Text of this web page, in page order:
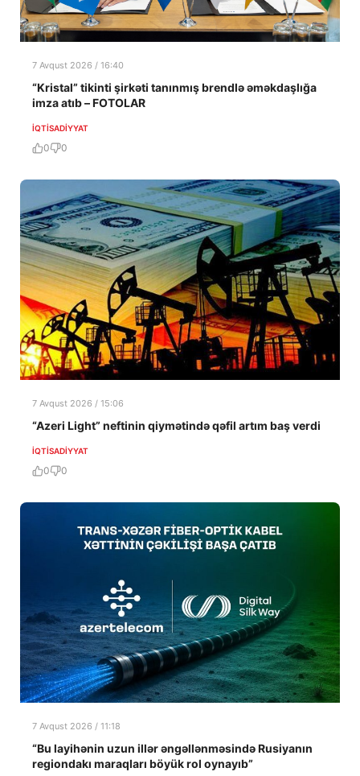
7 Avqust 2026 / 16:40
“Kristal” tikinti şirkəti tanınmış brendlə əməkdaşlığa
imza atıb – FOTOLAR
İQTISADIYYAT
0 0
7 Avqust 2026 / 15:06
“Azeri Light” neftinin qiymətində qəfil artım baş verdi
İQTISADIYYAT
0 0
7 Avqust 2026 / 11:18
“Bu layihənin uzun illər əngəllənməsində Rusiyanın
regiondakı maraqları böyük rol oynayıb”